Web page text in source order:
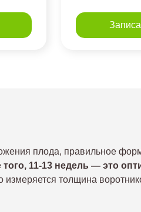
плода, правильное
того, 11-13 недель — это
измеряется толщина